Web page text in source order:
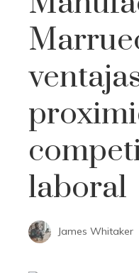
laboral
James Whitaker